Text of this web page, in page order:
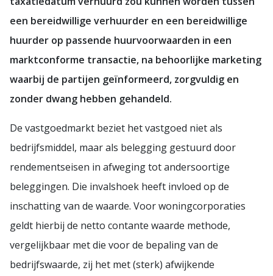
een bereidwillige verhuurder en een bereidwillige
huurder op passende huurvoorwaarden in een
marktconforme transactie, na behoorlijke marketing
waarbij de partijen geïnformeerd, zorgvuldig en
zonder dwang hebben gehandeld.
De vastgoedmarkt beziet het vastgoed niet als
bedrijfsmiddel, maar als belegging gestuurd door
rendementseisen in afweging tot andersoortige
beleggingen. Die invalshoek heeft invloed op de
inschatting van de waarde. Voor woningcorporaties
geldt hierbij de netto contante waarde methode,
vergelijkbaar met die voor de bepaling van de
bedrijfswaarde, zij het met (sterk) afwijkende